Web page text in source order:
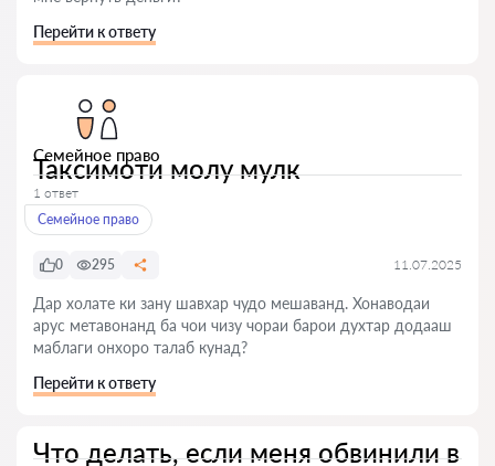
Перейти к ответу
Семейное право
Таксимоти молу мулк
1 ответ
Семейное право
0 295 11.07.2025
Дар холате ки зану шавхар чудо мешаванд. Хонаводаи
арус метавонанд ба чои чизу чораи барои духтар додааш
маблаги онхоро талаб кунад?
Перейти к ответу
Что делать, если меня обвинили в